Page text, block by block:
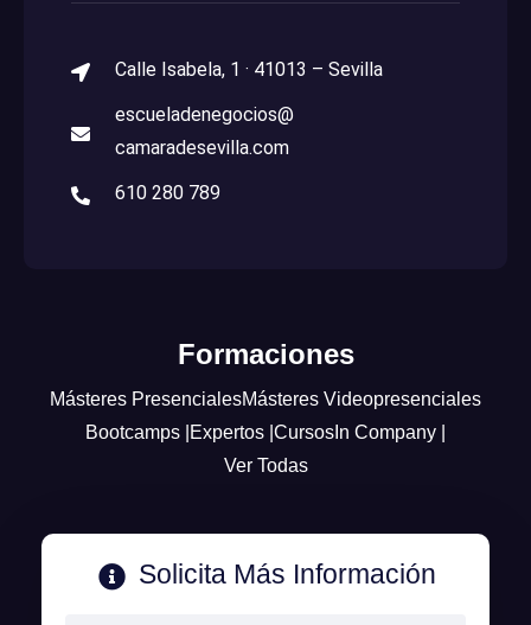
Calle Isabela, 1 · 41013 – Sevilla
escueladenegocios@
camaradesevilla.com
610 280 789
Formaciones
Másteres PresencialesMásteres Videopresenciales
Bootcamps | Expertos | Cursos In Company |
Ver Todas
Solicita Más Información